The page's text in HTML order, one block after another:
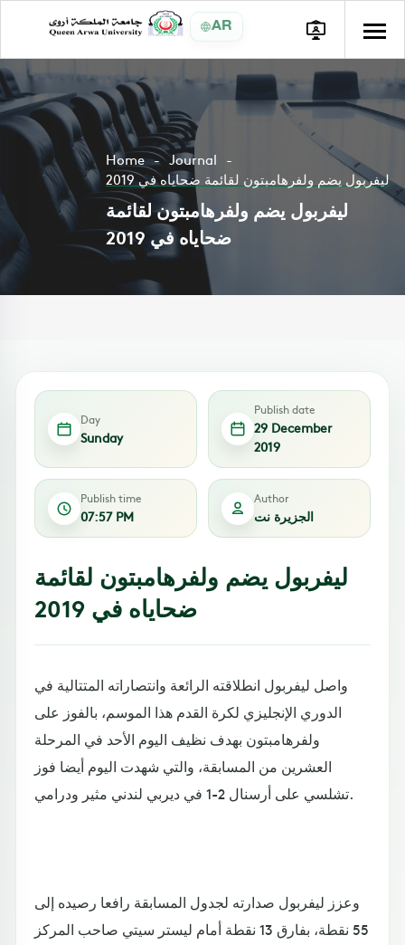
AR
Home
Journal
ليفربول يضم ولفرهامبتون لقائمة ضحاياه في 2019
ليفربول يضم ولفرهامبتون لقائمة
ضحاياه في 2019
Day
Sunday
Publish date
29 December
2019
Publish time
07:57 PM
Author
الجزيرة نت
ليفربول يضم ولفرهامبتون لقائمة
ضحاياه في 2019
واصل ليفربول انطلاقته الرائعة وانتصاراته المتتالية في
الدوري الإنجليزي لكرة القدم هذا الموسم، بالفوز على
ولفرهامبتون بهدف نظيف اليوم الأحد في المرحلة
العشرين من المسابقة، والتي شهدت اليوم أيضا فوز
تشلسي على أرسنال 2-1 في ديربي لندني مثير ودرامي.
وعزز ليفربول صدارته لجدول المسابقة رافعا رصيده إلى
55 نقطة، بفارق 13 نقطة أمام ليستر سيتي صاحب المركز